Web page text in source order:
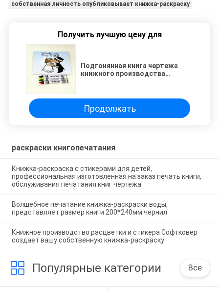
собственная личность опубликовывает книжка-раскраску
Получить лучшую цену для
Подгонянная книга чертежа
книжного производства
ребенк с крайон
Продолжать
раскраски книгопечатания
Книжка-раскраска с стикерами для детей,
профессиональная изготовленная на заказ печать книги,
обслуживания печатания книг чертежа
Волшебное печатание книжка-раскраски воды,
представляет размер книги 200*240мм чернил
Книжное производство расцветки и стикера Софтковер
создает вашу собственную книжка-раскраску
Популярные категории Все